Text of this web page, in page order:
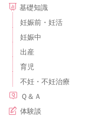
基礎知識
妊娠前・妊活
妊娠中
出産
育児
不妊・不妊治療
Ｑ＆Ａ
体験談